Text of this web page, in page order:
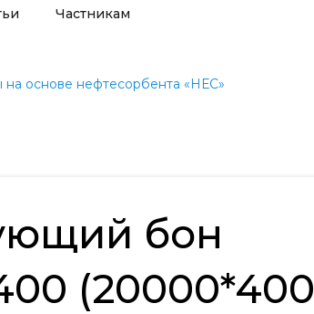
Частникам
основе нефтесорбента «НЕС»
бон
(20000*400